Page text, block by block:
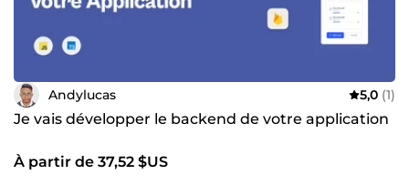
Andylucas 5,0 (1)
Je vais développer le backend de votre application
À partir de 37,52 $US